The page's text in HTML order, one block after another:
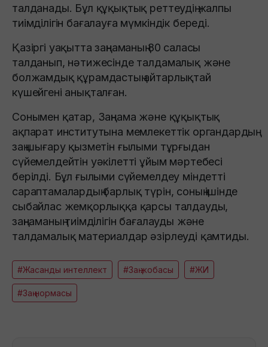
талданады. Бұл құқықтық реттеудің жалпы
тиімділігін бағалауға мүмкіндік береді.
Қазіргі уақытта заңнаманың 80 саласы
талданып, нәтижесінде талдамалық және
болжамдық құрамдастың айтарлықтай
күшейгені анықталған.
Сонымен қатар, Заңнама және құқықтық
ақпарат институтына мемлекеттік органдардың
заң шығару қызметін ғылыми тұрғыдан
сүйемелдейтін уәкілетті ұйым мәртебесі
берілді. Бұл ғылыми сүйемелдеу міндетті
сараптамалардың барлық түрін, соның ішінде
сыбайлас жемқорлыққа қарсы талдауды,
заңнаманың тиімділігін бағалауды және
талдамалық материалдар әзірлеуді қамтиды.
#Жасанды интеллект #Заң жобасы #ЖИ
#Заң нормасы